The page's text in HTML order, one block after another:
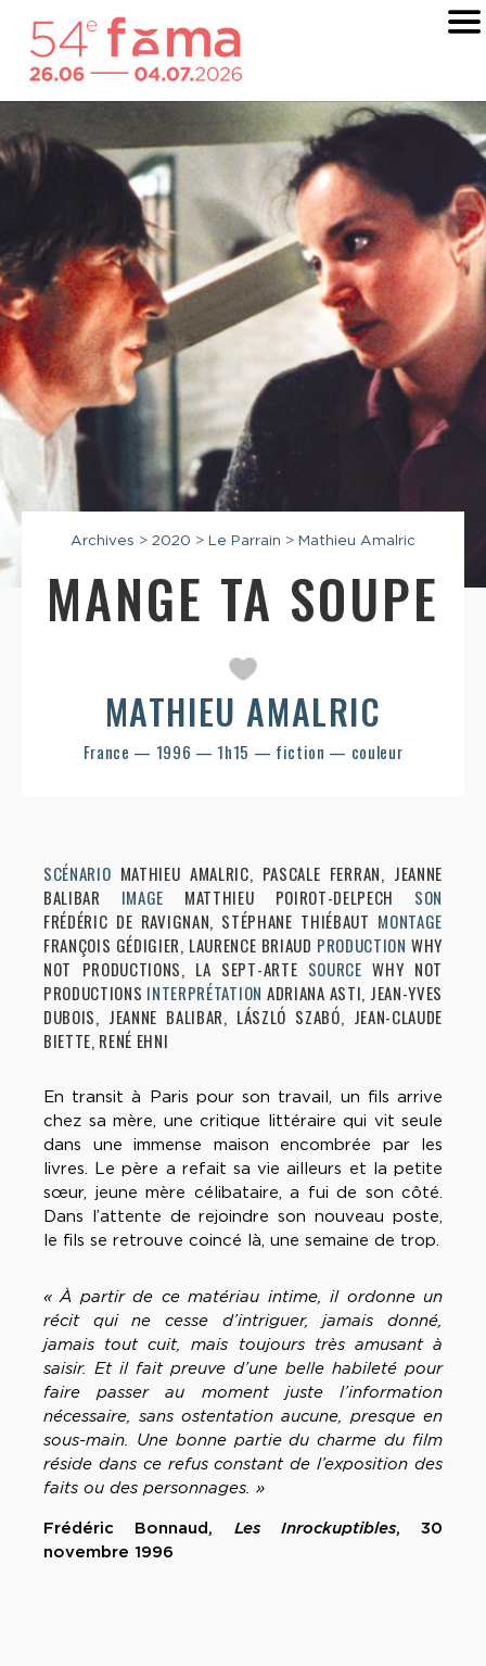
Archives > 2020 > Le Parrain > Mathieu Amalric
MANGE TA SOUPE
MATHIEU AMALRIC
France — 1996 — 1h15 — fiction — couleur
SCÉNARIO MATHIEU AMALRIC, PASCALE FERRAN, JEANNE
BALIBAR IMAGE MATTHIEU POIROT-DELPECH SON
FRÉDÉRIC DE RAVIGNAN, STÉPHANE THIÉBAUT MONTAGE
FRANÇOIS GÉDIGIER, LAURENCE BRIAUD PRODUCTION WHY
NOT PRODUCTIONS, LA SEPT-ARTE SOURCE WHY NOT
PRODUCTIONS INTERPRÉTATION ADRIANA ASTI, JEAN-YVES
DUBOIS, JEANNE BALIBAR, LÁSZLÓ SZABÓ, JEAN-CLAUDE
BIETTE, RENÉ EHNI
En transit à Paris pour son travail, un fils arrive
chez sa mère, une critique littéraire qui vit seule
dans une immense maison encombrée par les
livres. Le père a refait sa vie ailleurs et la petite
sœur, jeune mère célibataire, a fui de son côté.
Dans l’attente de rejoindre son nouveau poste,
le fils se retrouve coincé là, une semaine de trop.
« À partir de ce matériau intime, il ordonne un
récit qui ne cesse d’intriguer, jamais donné,
jamais tout cuit, mais toujours très amusant à
saisir. Et il fait preuve d’une belle habileté pour
faire passer au moment juste l’information
nécessaire, sans ostentation aucune, presque en
sous-main. Une bonne partie du charme du film
réside dans ce refus constant de l’exposition des
faits ou des personnages. »
Frédéric Bonnaud, Les Inrockuptibles, 30
novembre 1996